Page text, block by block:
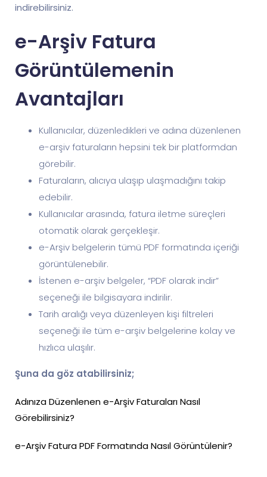
indirebilirsiniz.
e-Arşiv Fatura
Görüntülemenin
Avantajları
Kullanıcılar, düzenledikleri ve adına düzenlenen
e-arşiv faturaların hepsini tek bir platformdan
görebilir.
Faturaların, alıcıya ulaşıp ulaşmadığını takip
edebilir.
Kullanıcılar arasında, fatura iletme süreçleri
otomatik olarak gerçekleşir.
e-Arşiv belgelerin tümü PDF formatında içeriği
görüntülenebilir.
İstenen e-arşiv belgeler, “PDF olarak indir”
seçeneği ile bilgisayara indirilir.
Tarih aralığı veya düzenleyen kişi filtreleri
seçeneği ile tüm e-arşiv belgelerine kolay ve
hızlıca ulaşılır.
Şuna da göz atabilirsiniz;
Adınıza Düzenlenen e-Arşiv Faturaları Nasıl
Görebilirsiniz?
e-Arşiv Fatura PDF Formatında Nasıl Görüntülenir?